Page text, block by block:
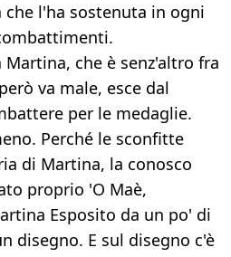
l'ha sostenuta in ogni
che è senz'altro fra
va male, esce dal
per le medaglie.
Perché le sconfitte
di Martina, la conosco
proprio 'O Maè,
Esposito da un po' di
disegno. E sul disegno c'è